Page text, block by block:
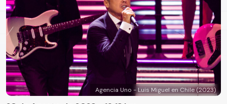
Agencia Uno - Luis Miguel en Chile (2023)